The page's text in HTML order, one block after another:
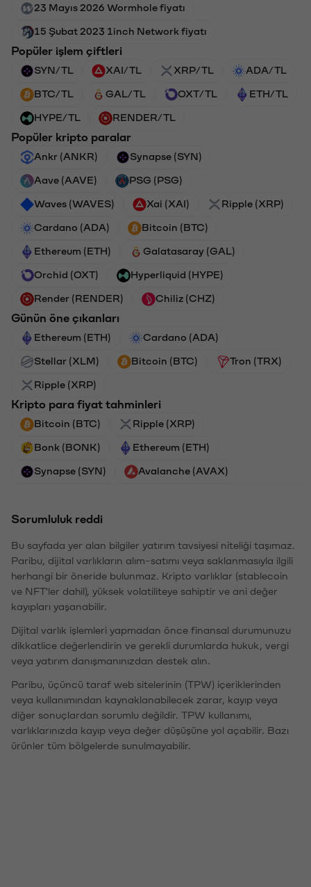
23 Mayıs 2026 Wormhole fiyatı
15 Şubat 2023 1inch Network fiyatı
Popüler işlem çiftleri
SYN/TL XAI/TL XRP/TL ADA/TL
BTC/TL GAL/TL OXT/TL ETH/TL
HYPE/TL RENDER/TL
Popüler kripto paralar
Ankr (ANKR) Synapse (SYN)
Aave (AAVE) PSG (PSG)
Waves (WAVES) Xai (XAI) Ripple (XRP)
Cardano (ADA) Bitcoin (BTC)
Ethereum (ETH) Galatasaray (GAL)
Orchid (OXT) Hyperliquid (HYPE)
Render (RENDER) Chiliz (CHZ)
Günün öne çıkanları
Ethereum (ETH) Cardano (ADA)
Stellar (XLM) Bitcoin (BTC) Tron (TRX)
Ripple (XRP)
Kripto para fiyat tahminleri
Bitcoin (BTC) Ripple (XRP)
Bonk (BONK) Ethereum (ETH)
Synapse (SYN) Avalanche (AVAX)
Sorumluluk reddi
Bu sayfada yer alan bilgiler yatırım tavsiyesi niteliği taşımaz.
Paribu, dijital varlıkların alım-satımı veya saklanmasıyla ilgili
herhangi bir öneride bulunmaz. Kripto varlıklar (stablecoin
ve NFT'ler dahil), yüksek volatiliteye sahiptir ve ani değer
kayıpları yaşanabilir.
Dijital varlık işlemleri yapmadan önce finansal durumunuzu
dikkatlice değerlendirin ve gerekli durumlarda hukuk, vergi
veya yatırım danışmanınızdan destek alın.
Paribu, üçüncü taraf web sitelerinin (TPW) içeriklerinden
veya kullanımından kaynaklanabilecek zarar, kayıp veya
diğer sonuçlardan sorumlu değildir. TPW kullanımı,
varlıklarınızda kayıp veya değer düşüşüne yol açabilir. Bazı
ürünler tüm bölgelerde sunulmayabilir.